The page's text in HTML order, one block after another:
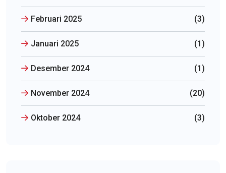
Februari 2025 (3)
Januari 2025 (1)
Desember 2024 (1)
November 2024 (20)
Oktober 2024 (3)